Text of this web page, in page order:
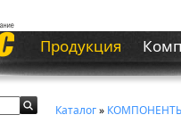
Продукция
Каталог»